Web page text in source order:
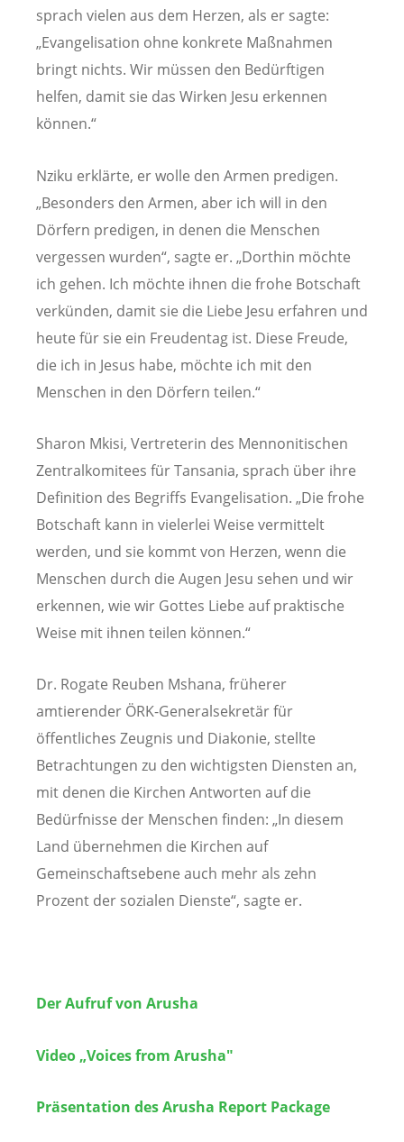
sprach vielen aus dem Herzen, als er sagte:
„Evangelisation ohne konkrete Maßnahmen
bringt nichts. Wir müssen den Bedürftigen
helfen, damit sie das Wirken Jesu erkennen
können.“
Nziku erklärte, er wolle den Armen predigen.
„Besonders den Armen, aber ich will in den
Dörfern predigen, in denen die Menschen
vergessen wurden“, sagte er. „Dorthin möchte
ich gehen. Ich möchte ihnen die frohe Botschaft
verkünden, damit sie die Liebe Jesu erfahren und
heute für sie ein Freudentag ist. Diese Freude,
die ich in Jesus habe, möchte ich mit den
Menschen in den Dörfern teilen.“
Sharon Mkisi, Vertreterin des Mennonitischen
Zentralkomitees für Tansania, sprach über ihre
Definition des Begriffs Evangelisation. „Die frohe
Botschaft kann in vielerlei Weise vermittelt
werden, und sie kommt von Herzen, wenn die
Menschen durch die Augen Jesu sehen und wir
erkennen, wie wir Gottes Liebe auf praktische
Weise mit ihnen teilen können.“
Dr. Rogate Reuben Mshana, früherer
amtierender ÖRK-Generalsekretär für
öffentliches Zeugnis und Diakonie, stellte
Betrachtungen zu den wichtigsten Diensten an,
mit denen die Kirchen Antworten auf die
Bedürfnisse der Menschen finden: „In diesem
Land übernehmen die Kirchen auf
Gemeinschaftsebene auch mehr als zehn
Prozent der sozialen Dienste“, sagte er.
Der Aufruf von Arusha
Video „Voices from Arusha"
Präsentation des Arusha Report Package